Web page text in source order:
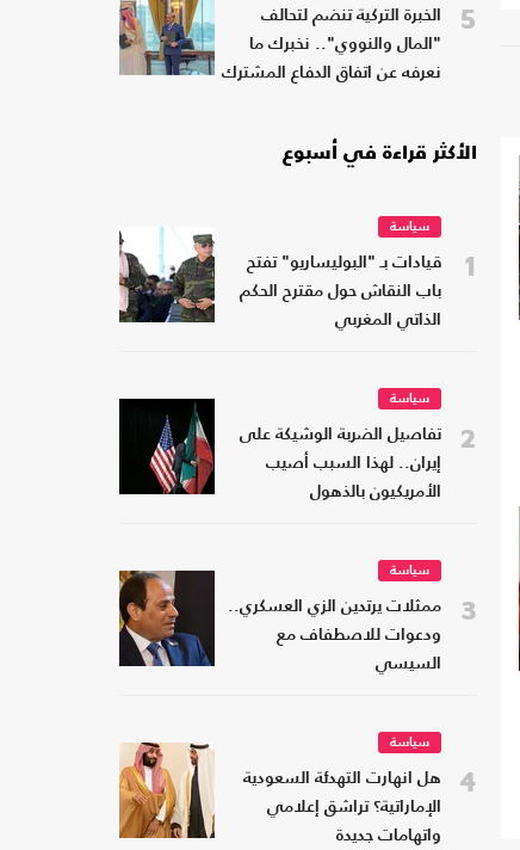
5
الخبرة التركية تنضم لتحالف
"المال والنووي".. نخبرك ما
نعرفه عن اتفاق الدفاع المشترك
الأكثر قراءة في أسبوع
1
سياسة
قيادات بـ "البوليساريو" تفتح
باب النقاش حول مقترح الحكم
الذاتي المغربي
2
سياسة
تفاصيل الضربة الوشيكة على
إيران.. لهذا السبب أصيب
الأمريكيون بالذهول
3
سياسة
ممثلات يرتدين الزي العسكري..
ودعوات للاصطفاف مع
السيسي
4
سياسة
هل انهارت التهدئة السعودية
الإماراتية؟ تراشق إعلامي
واتهامات جديدة